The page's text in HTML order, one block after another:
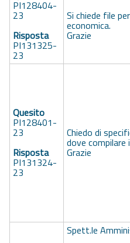
PI128404-
23
Risposta
PI131325-
23
Si chiede file
economica.
Grazie
Quesito
PI128401-
23
Risposta
PI131324-
23
Chiedo di
dove compilare
Grazie
Spett.le